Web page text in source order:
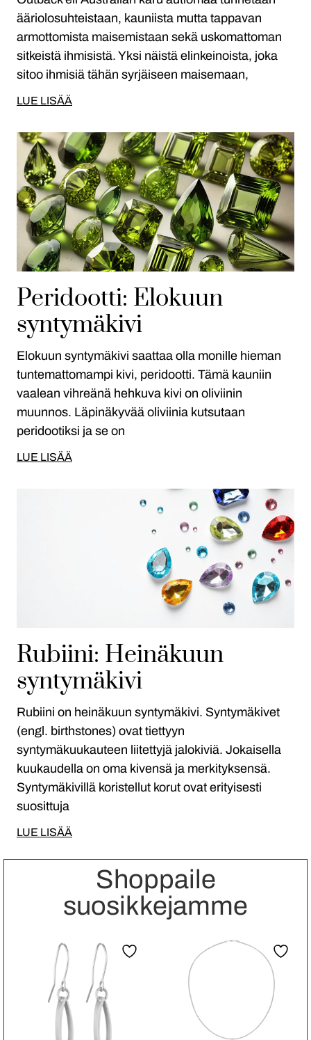
ääriolosuhteistaan, kauniista mutta tappavan
armottomista maisemistaan sekä uskomattoman
sitkeistä ihmisistä. Yksi näistä elinkeinoista, joka
sitoo ihmisiä tähän syrjäiseen maisemaan,
LUE LISÄÄ
Peridootti: Elokuun
syntymäkivi
Elokuun syntymäkivi saattaa olla monille hieman
tuntemattomampi kivi, peridootti. Tämä kauniin
vaalean vihreänä hehkuva kivi on oliviinin
muunnos. Läpinäkyvää oliviinia kutsutaan
peridootiksi ja se on
LUE LISÄÄ
Rubiini: Heinäkuun
syntymäkivi
Rubiini on heinäkuun syntymäkivi. Syntymäkivet
(engl. birthstones) ovat tiettyyn
syntymäkuukauteen liitettyjä jalokiviä. Jokaisella
kuukaudella on oma kivensä ja merkityksensä.
Syntymäkivillä koristellut korut ovat erityisesti
suosittuja
LUE LISÄÄ
Shoppaile
suosikkejamme